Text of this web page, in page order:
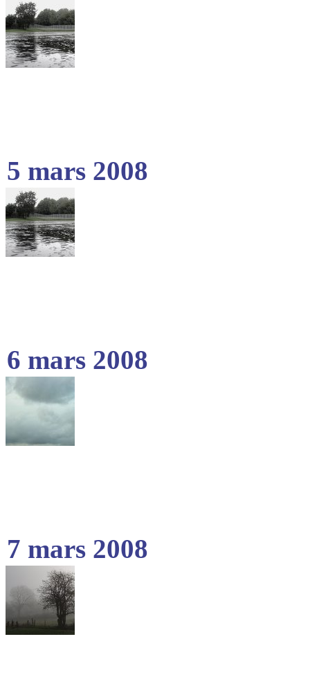
5 mars 2008
6 mars 2008
7 mars 2008